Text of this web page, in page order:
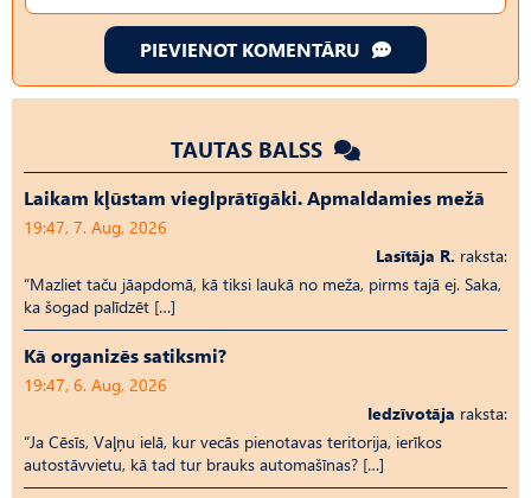
PIEVIENOT KOMENTĀRU
TAUTAS BALSS
Laikam kļūstam vieglprātīgāki. Apmaldamies mežā
19:47, 7. Aug, 2026
Lasītāja R. raksta:
“Mazliet taču jāapdomā, kā tiksi laukā no meža, pirms tajā ej. Saka,
ka šogad palīdzēt […]
Kā organizēs satiksmi?
19:47, 6. Aug, 2026
Iedzīvotāja raksta:
“Ja Cēsīs, Vaļņu ielā, kur vecās pienotavas teritorija, ierīkos
autostāvvietu, kā tad tur brauks automašīnas? […]